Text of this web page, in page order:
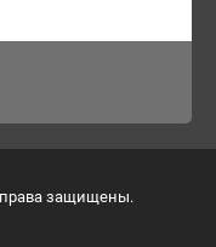
защищены.